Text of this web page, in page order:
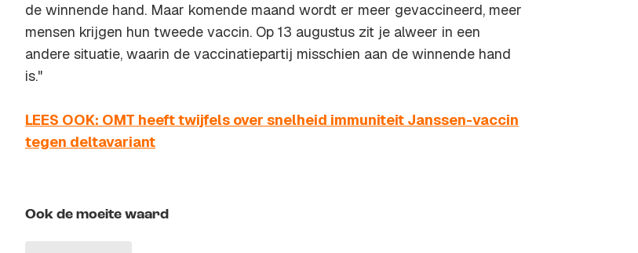
de winnende hand. Maar komende maand wordt er meer gevaccineerd, meer
mensen krijgen hun tweede vaccin. Op 13 augustus zit je alweer in een
andere situatie, waarin de vaccinatiepartij misschien aan de winnende hand
is."
LEES OOK: OMT heeft twijfels over snelheid immuniteit Janssen-vaccin
tegen deltavariant
Ook de moeite waard